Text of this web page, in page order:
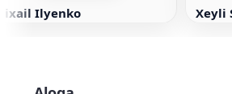
Ilyenko Xeyli